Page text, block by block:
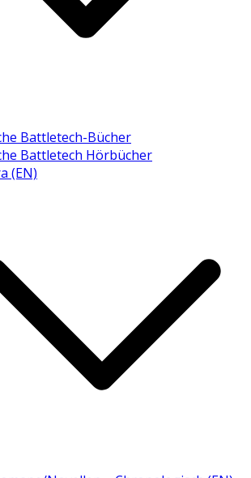
Battletech-Bücher
Battletech Hörbücher
(EN)